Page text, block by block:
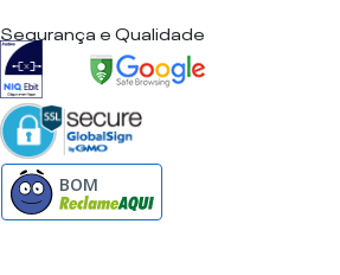
Segurança e Qualidade
BOM